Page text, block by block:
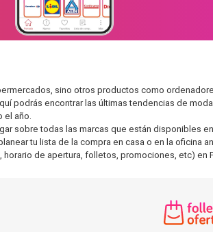
sino otros productos como
podrás encontrar las últimas tendencias de
el año.
sobre todas las marcas que están disponibles
tu lista de la compra en casa o en la oficina
de apertura, folletos, promociones, etc) en